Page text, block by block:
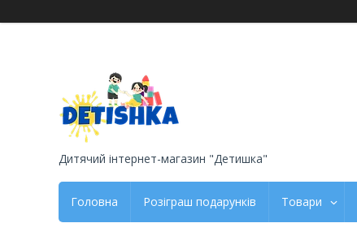
Дитячий інтернет-магазин "Детишка"
Головна Розіграш подарунків Товари